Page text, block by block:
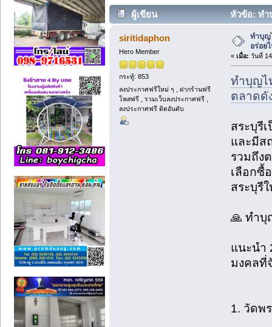
ผู้เขียน
หัวข้อ: ทำ
สระบุรี (อ่าน 190 ครั้ง)
siritidaphon
Hero Member
กระทู้: 853
ลงประกาศฟรีใหม่ ๆ , ฝากร้านฟรี
โพสฟรี , รวมเว็บลงประกาศฟรี ,
ลงประกาศฟรี ติดอันดับ
ทำบุญ
อร่อย
« เมื่อ: วันที่
ทำบุญไ
ตลาดดั
สระบุรี
และมีส
รวมถึง
เลือกซื้
สระบุรี
🙏 ทำบุ
แนะนำ
มงคลที่
1. วัดพ